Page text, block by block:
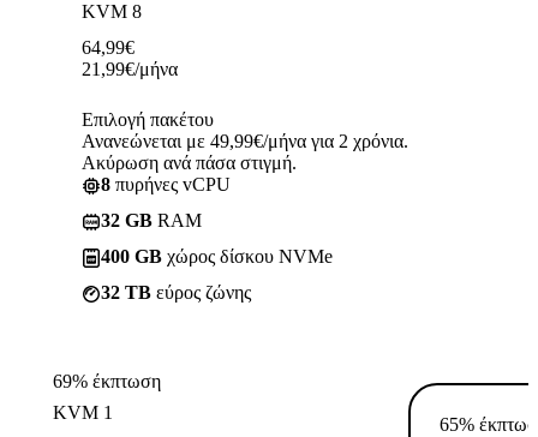
KVM 8
64,99€
21,99€/μήνα
Επιλογή πακέτου
Ανανεώνεται με 49,99€/μήνα για 2 χρόνια.
Ακύρωση ανά πάσα στιγμή.
8 πυρήνες vCPU
32 GB RAM
400 GB χώρος δίσκου NVMe
32 TB εύρος ζώνης
69% έκπτωση
KVM 1
65%